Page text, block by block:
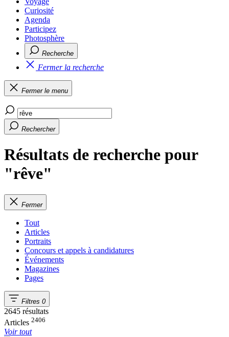
Curiosité
Agenda
Participez
Photosphère
Recherche
Fermer la recherche
Fermer le menu
Rechercher
Résultats de recherche pour
"rêve"
Fermer
Tout
Articles
Portraits
Concours et appels à candidatures
Événements
Magazines
Pages
Filtres 0
2645 résultats
Articles 2406
Voir tout